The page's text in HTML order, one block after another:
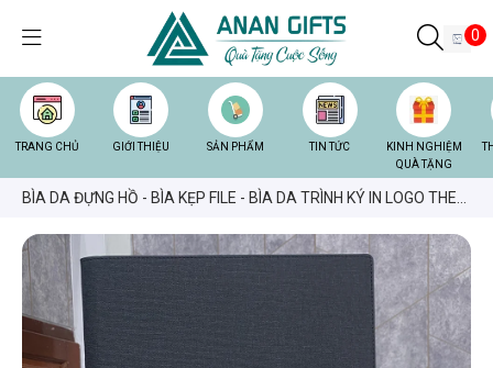
0
TRANG CHỦ GIỚI THIỆU SẢN PHẨM TIN TỨC
KINH NGHIỆM
QUÀ TẶNG
BÌA DA ĐỰNG HỒ - BÌA KẸP FILE - BÌA DA TRÌNH KÝ IN LOGO THEO